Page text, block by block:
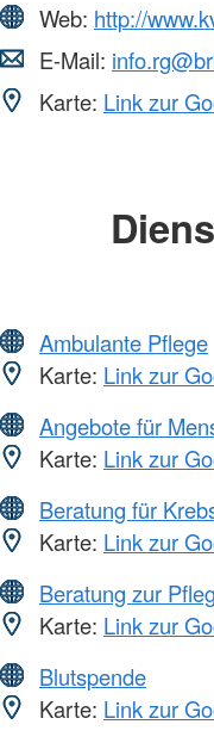
Web: http://
E-Mail:
Karte: Link zur
Ambulante Pflege
Karte: Link zur
Angebote für
Karte: Link zur
Beratung für
Karte: Link zur
Beratung zur
Karte: Link zur
Blutspende
Karte: Link zur